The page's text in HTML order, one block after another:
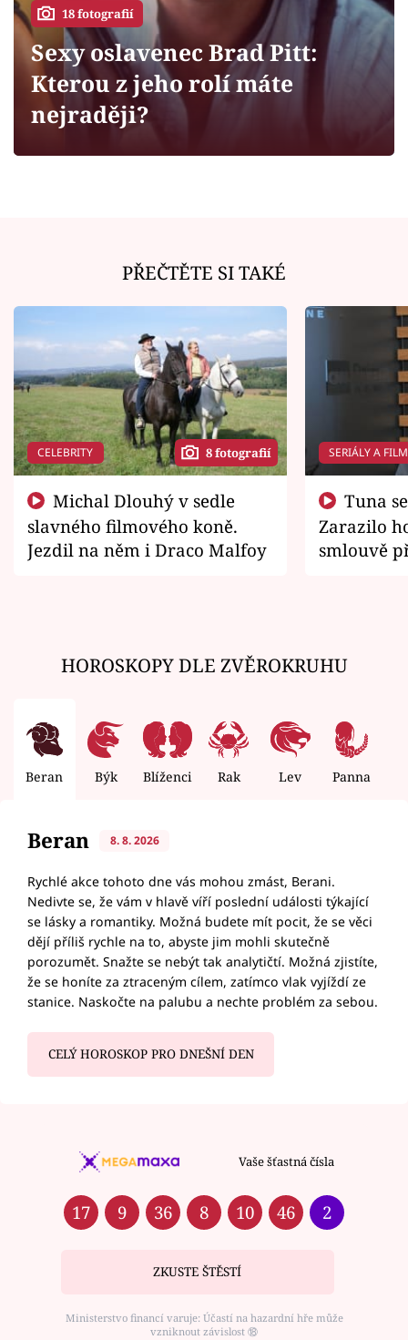
Sledujte prima+
Filmový festival Karlovy Vary
Sledujte nás
18 fotografií
Sexy oslavenec Brad Pitt:
Kterou z jeho rolí máte
nejraději?
PŘEČTĚTE SI TAKÉ
CELEBRITY 8 fotografií
slavného filmového koně.
Jezdil na něm i Draco Malfoy
SERIÁLY A
Zarazilo
smlouvě
HOROSKOPY DLE ZVĚROKRUHU
Beran Býk Blíženci Rak Lev Panna
Beran 8. 8. 2026
Rychlé akce tohoto dne vás mohou zmást, Berani.
Nedivte se, že vám v hlavě víří poslední události týkající
se lásky a romantiky. Možná budete mít pocit, že se věci
dějí příliš rychle na to, abyste jim mohli skutečně
porozumět. Snažte se nebýt tak analytičtí. Možná zjistíte,
že se honíte za ztraceným cílem, zatímco vlak vyjíždí ze
stanice. Naskočte na palubu a nechte problém za sebou.
CELÝ HOROSKOP PRO DNEŠNÍ DEN
Vaše šťastná čísla
17 9 36 8 10 46 2
ZKUSTE ŠTĚSTÍ
Ministerstvo financí varuje: Účastí na hazardní hře může
vzniknout závislost ⑱